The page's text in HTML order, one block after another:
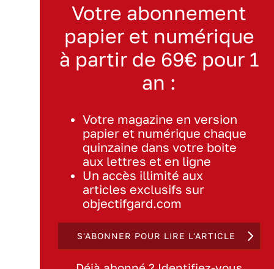
Votre abonnement
papier et numérique
à partir de 69€ pour 1
an :
Votre magazine en version
papier et numérique chaque
quinzaine dans votre boite
aux lettres et en ligne
Un accès illimité aux
articles exclusifs sur
objectifgard.com
S'ABONNER POUR LIRE L'ARTICLE